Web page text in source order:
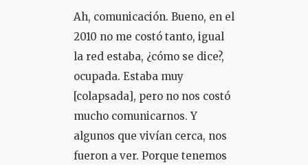
Ah, comunicación. Bueno, en el
2010 no me costó tanto, igual
la red estaba, ¿cómo se dice?,
ocupada. Estaba muy
[colapsada], pero no nos costó
mucho comunicarnos. Y
algunos que vivían cerca, nos
fueron a ver. Porque tenemos